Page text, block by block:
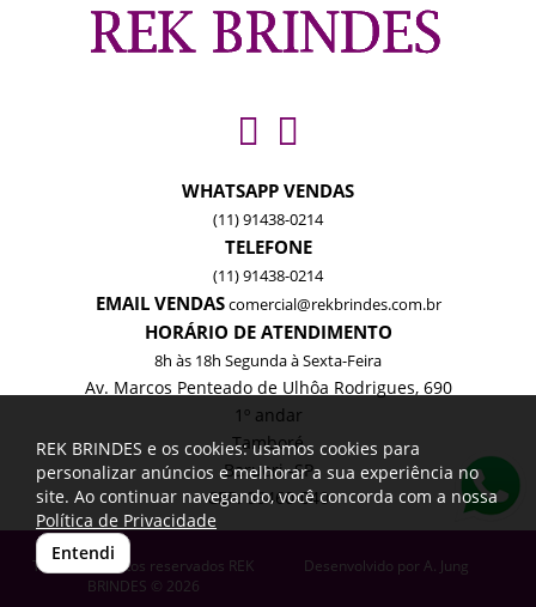
WHATSAPP VENDAS
(11) 91438-0214
TELEFONE
(11) 91438-0214
EMAIL VENDAScomercial@rekbrindes.com.br
HORÁRIO DE ATENDIMENTO
8h às 18h Segunda à Sexta-Feira
Av. Marcos Penteado de Ulhôa Rodrigues, 690
1º andar
Tamboré
Barueri -SP
CEP: 06460-040
Todos os direitos reservados REK
BRINDES © 2026
Desenvolvido por A. Jung
REK BRINDES e os cookies: usamos cookies para
personalizar anúncios e melhorar a sua experiência no
site. Ao continuar navegando, você concorda com a nossa
Política de Privacidade
Entendi